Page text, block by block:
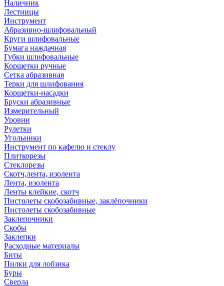
Наличник
Лестницы
Инструмент
Абразивно-шлифовальный
Круги шлифовальные
Бумага наждачная
Губки шлифовальные
Корщетки ручные
Сетка абразивная
Терки для шлифования
Корщетки-насадки
Бруски абразивные
Измерительный
Уровни
Рулетки
Угольники
Инструмент по кафелю и стеклу
Плиткорезы
Стеклорезы
Скотч,лента, изолента
Лента, изолента
Ленты клейкие, скотч
Пистолеты скобозабивные, заклёпочники
Пистолеты скобозабивные
Заклепочники
Скобы
Заклепки
Расходные материалы
Биты
Пилки для лобзика
Буры
Сверла